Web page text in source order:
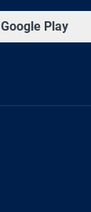
Google Play